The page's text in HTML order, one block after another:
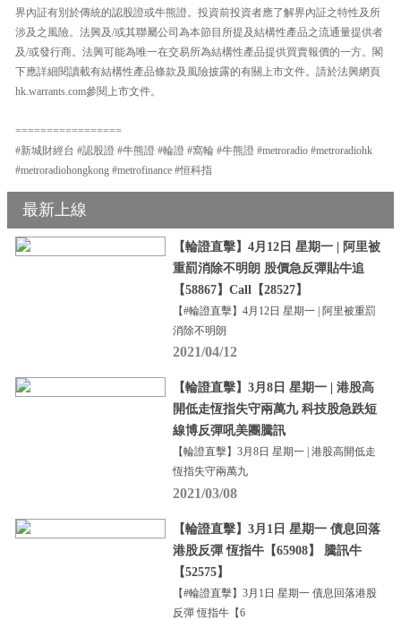
界內証有別於傳統的認股證或牛熊證。投資前投資者應了解界內証之特性及所
涉及之風險。法興及/或其聯屬公司為本節目所提及結構性產品之流通量提供者
及/或發行商。法興可能為唯一在交易所為結構性產品提供買賣報價的一方。閣
下應詳細閱讀載有結構性產品條款及風險披露的有關上市文件。請於法興網頁
hk.warrants.com參閱上市文件。
=================
#新城財經台 #認股證 #牛熊證 #輪證 #窩輪 #牛熊證 #metroradio #metroradiohk
#metroradiohongkong #metrofinance #恒科指
最新上線
【輪證直擊】4月12日 星期一 | 阿里被
重罰消除不明朗 股價急反彈貼牛追
【58867】Call【28527】
【#輪證直擊】4月12日 星期一 | 阿里被重罰
消除不明朗
2021/04/12
【輪證直擊】3月8日 星期一 | 港股高
開低走恆指失守兩萬九 科技股急跌短
線博反彈吼美團騰訊
【輪證直擊】3月8日 星期一 | 港股高開低走
恆指失守兩萬九
2021/03/08
【輪證直擊】3月1日 星期一 債息回落
港股反彈 恆指牛【65908】 騰訊牛
【52575】
【#輪證直擊】3月1日 星期一 債息回落港股
反彈 恆指牛【6